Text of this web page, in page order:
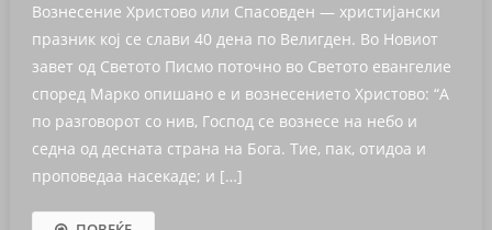
Вознесение Христово или Спасовден — христијански
празник кој се слави 40 дена по Велигден. Во Новиот
завет од Светото Писмо поточно во Светото евангелие
според Марко опишано е и вознесението Христово: “А
по разговорот со нив, Господ се вознесе на небо и
седна од десната страна на Бога. Тие, пак, отидоа и
проповедаа насекаде; и […]